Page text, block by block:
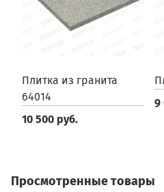
Плитка из гранита
64014
10 500 руб.
9
Просмотренные товары